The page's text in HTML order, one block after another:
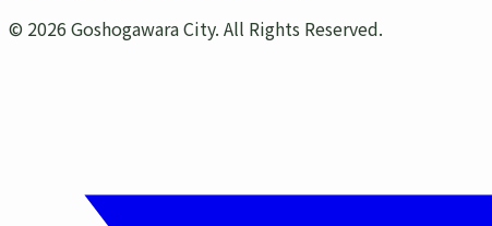
© 2026 Goshogawara City. All Rights Reserved.